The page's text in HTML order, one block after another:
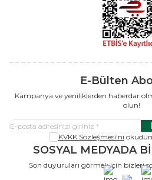
E-Bülten
Kampanya ve yeniliklerden haberdar
olun!
KVKK Sözleşmesi'ni
SOSYAL MEDYADA
Son duyuruları görmek için bizleri